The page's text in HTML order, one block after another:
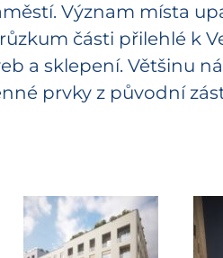
Význam místa
části přilehlé k
a sklepení. Většinu
prvky z původní